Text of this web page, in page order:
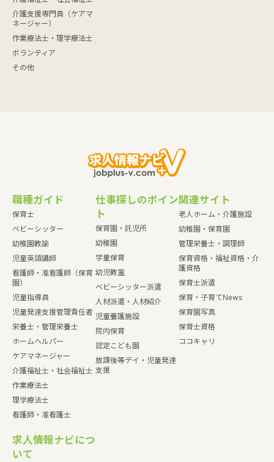
介護支援専門員（ケアマ
ネージャー）
作業療法士・理学療法士
ボランティア
その他
職種ガイド
保育士
ベビーシッター
幼稚園教諭
児童英語講師
看護師・准看護師（保育
園）
児童指導員
児童発達支援管理責任者
栄養士・管理栄養士
ホームヘルパー
ケアマネージャー
介護福祉士・社会福祉士
作業療法士
理学療法士
看護師・准看護士
仕事探しのポイン
ト
保育園・託児所
幼稚園
学童保育
幼児教室
ベビーシッター派遣
人材派遣・人材紹介
児童養護施設
院内保育
認定こども園
放課後等デイ・児童発達
支援
関連サイト
老人ホーム・介護施設
幼稚園・保育園
管理栄養士・調理師
保育資格・福祉資格・介
護資格
保育士派遣
保育・子育てNews
保育園写真
保育士資格
ココキャリ
求人情報ナビにつ
いて